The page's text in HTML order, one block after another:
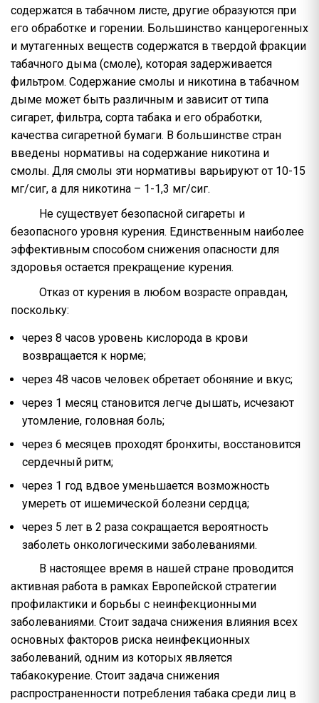
содержатся в табачном листе, другие образуются при
его обработке и горении. Большинство канцерогенных
и мутагенных веществ содержатся в твердой фракции
табачного дыма (смоле), которая задерживается
фильтром. Содержание смолы и никотина в табачном
дыме может быть различным и зависит от типа
сигарет, фильтра, сорта табака и его обработки,
качества сигаретной бумаги. В большинстве стран
введены нормативы на содержание никотина и
смолы. Для смолы эти нормативы варьируют от 10-15
мг/сиг, а для никотина – 1-1,3 мг/сиг.
Не существует безопасной сигареты и
безопасного уровня курения. Единственным наиболее
эффективным способом снижения опасности для
здоровья остается прекращение курения.
Отказ от курения в любом возрасте оправдан,
поскольку:
через 8 часов уровень кислорода в крови
возвращается к норме;
через 48 часов человек обретает обоняние и вкус;
через 1 месяц становится легче дышать, исчезают
утомление, головная боль;
через 6 месяцев проходят бронхиты, восстановится
сердечный ритм;
через 1 год вдвое уменьшается возможность
умереть от ишемической болезни сердца;
через 5 лет в 2 раза сокращается вероятность
заболеть онкологическими заболеваниями.
В настоящее время в нашей стране проводится
активная работа в рамках Европейской стратегии
профилактики и борьбы с неинфекционными
заболеваниями. Стоит задача снижения влияния всех
основных факторов риска неинфекционных
заболеваний, одним из которых является
табакокурение. Стоит задача снижения
распространенности потребления табака среди лиц в